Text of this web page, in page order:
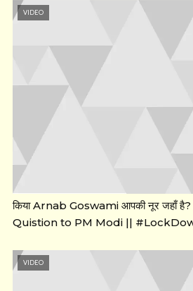
VIDEO
किया Arnab Goswami आपकी नूर जहाँ
Quistion to PM Modi ||
VIDEO